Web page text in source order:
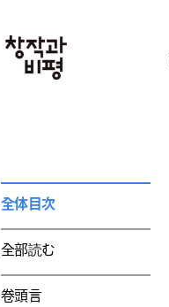
全体目次
全部読む
卷頭言